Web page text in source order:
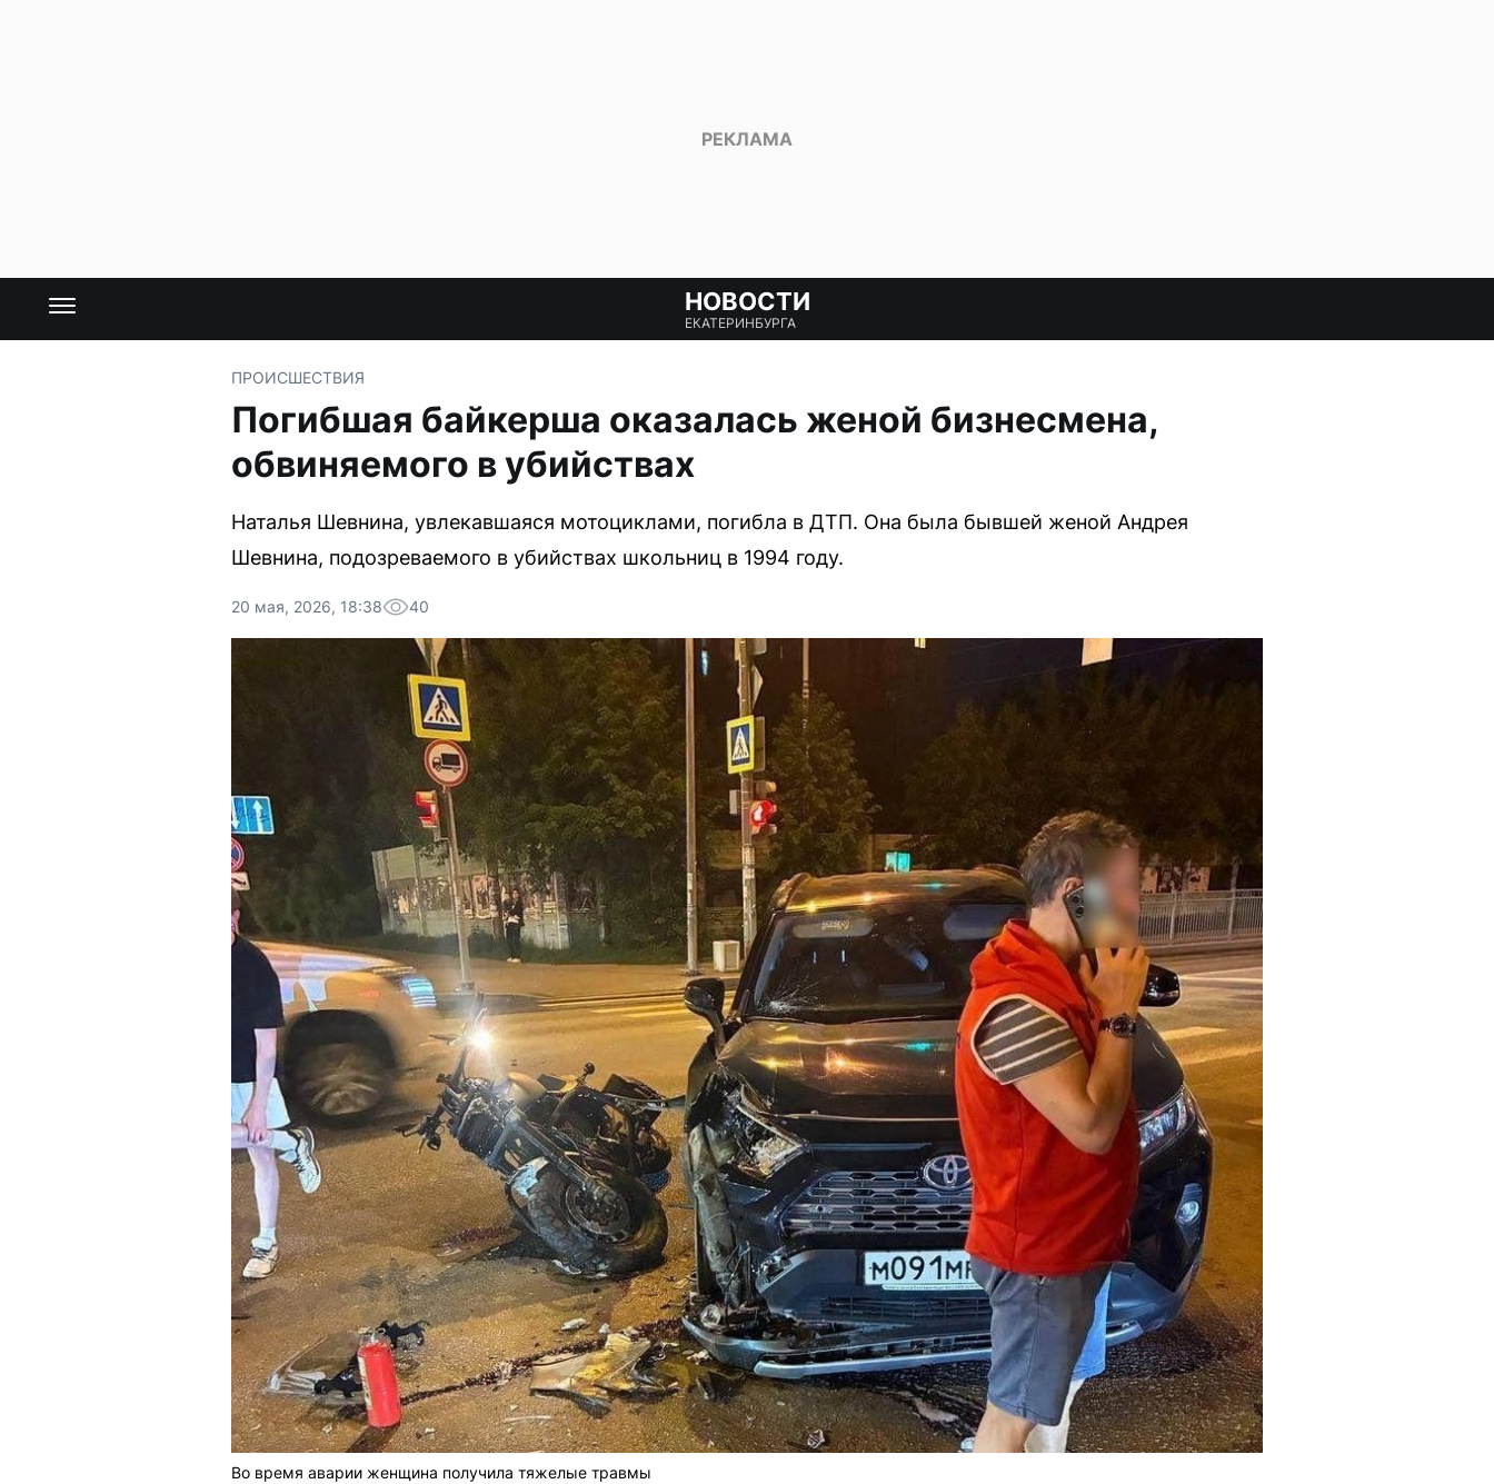
НОВОСТИ
ЕКАТЕРИНБУРГА
ПРОИСШЕСТВИЯ
Погибшая байкерша оказалась женой бизнесмена,
обвиняемого в убийствах
Наталья Шевнина, увлекавшаяся мотоциклами, погибла в ДТП. Она была бывшей женой Андрея
Шевнина, подозреваемого в убийствах школьниц в 1994 году.
20 мая, 2026, 18:38 40
Во время аварии женщина получила тяжелые травмы